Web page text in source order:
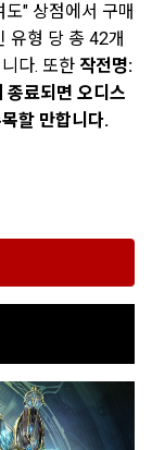
" 상점에서 구매
유형 당 총 42개
다. 또한 작전명:
종료되면 오디스
할 만합니다.